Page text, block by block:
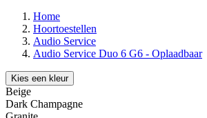
Home
Hoortoestellen
Audio Service
Audio Service Duo 6 G6 - Oplaadbaar
Kies een kleur
Beige
Dark Champagne